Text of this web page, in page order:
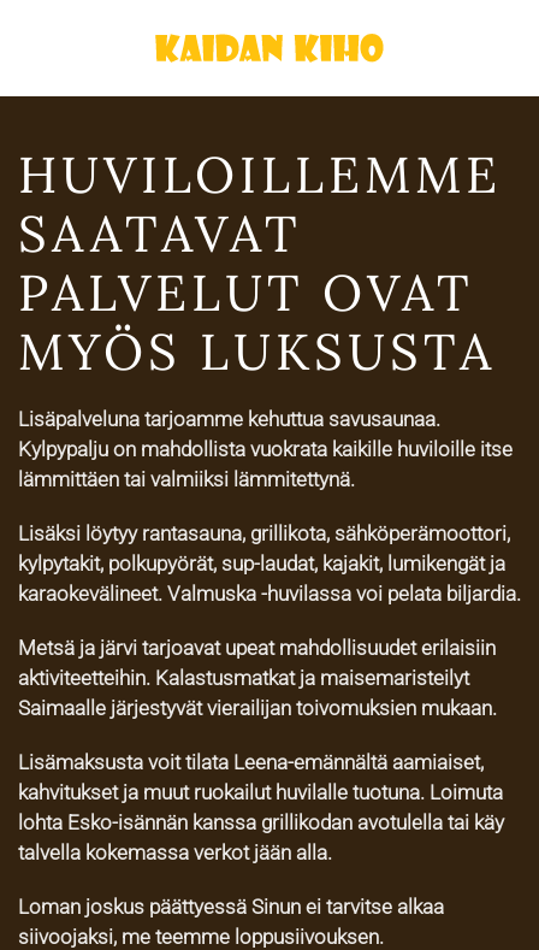
to
content
HUVILOIL­LEMME
SAATAVAT
PALVELUT OVAT
MYÖS LUKSUSTA
Lisäpalveluna tarjoamme kehuttua savusaunaa.
Kylpypalju on mahdollista vuokrata kaikille huviloille itse
lämmittäen tai valmiiksi lämmitettynä.
Lisäksi löytyy rantasauna, grillikota, sähköperämoottori,
kylpytakit, polkupyörät, sup-laudat, kajakit, lumikengät ja
karaokevälineet. Valmuska -huvilassa voi pelata biljardia.
Metsä ja järvi tarjoavat upeat mahdollisuudet erilaisiin
aktiviteetteihin. Kalastusmatkat ja maisemaristeilyt
Saimaalle järjestyvät vierailijan toivomuksien mukaan.
Lisämaksusta voit tilata Leena-emännältä aamiaiset,
kahvitukset ja muut ruokailut huvilalle tuotuna. Loimuta
lohta Esko-isännän kanssa grillikodan avotulella tai käy
talvella kokemassa verkot jään alla.
Loman joskus päättyessä Sinun ei tarvitse alkaa
siivoojaksi, me teemme loppusiivouksen.